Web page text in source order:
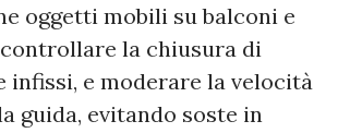
oggetti mobili su balconi e
la chiusura di
infissi, e moderare la velocità
guida, evitando soste in